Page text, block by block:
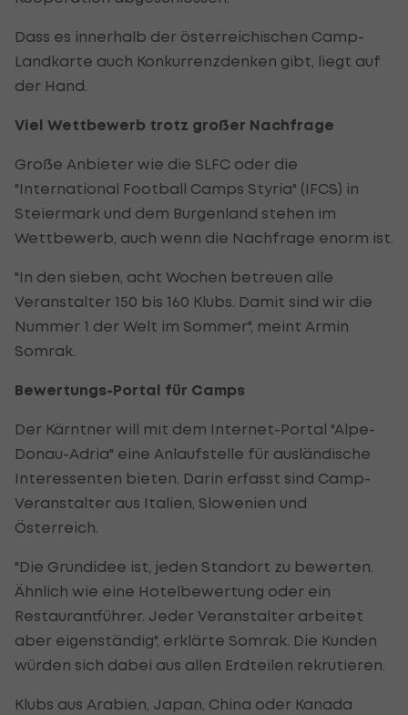
Dass es innerhalb der österreichischen Camp-
Landkarte auch Konkurrenzdenken gibt, liegt auf
der Hand.
Viel Wettbewerb trotz großer Nachfrage
Große Anbieter wie die SLFC oder die
"International Football Camps Styria" (IFCS) in
Steiermark und dem Burgenland stehen im
Wettbewerb, auch wenn die Nachfrage enorm ist.
"In den sieben, acht Wochen betreuen alle
Veranstalter 150 bis 160 Klubs. Damit sind wir die
Nummer 1 der Welt im Sommer", meint Armin
Somrak.
Bewertungs-Portal für Camps
Der Kärntner will mit dem Internet-Portal "Alpe-
Donau-Adria" eine Anlaufstelle für ausländische
Interessenten bieten. Darin erfasst sind Camp-
Veranstalter aus Italien, Slowenien und
Österreich.
"Die Grundidee ist, jeden Standort zu bewerten.
Ähnlich wie eine Hotelbewertung oder ein
Restaurantführer. Jeder Veranstalter arbeitet
aber eigenständig", erklärte Somrak. Die Kunden
würden sich dabei aus allen Erdteilen rekrutieren.
Klubs aus Arabien, Japan, China oder Kanada